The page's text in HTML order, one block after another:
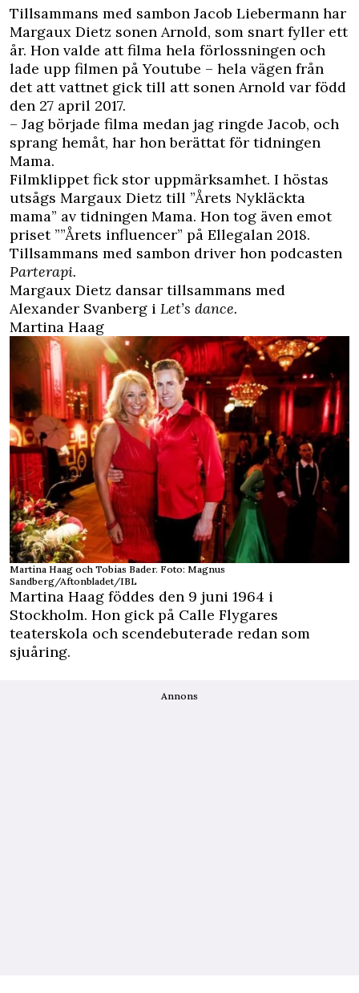
Tillsammans med sambon Jacob Liebermann har
Margaux Dietz sonen Arnold, som snart fyller ett
år. Hon valde att filma hela förlossningen och
lade upp filmen på Youtube – hela vägen från
det att vattnet gick till att sonen Arnold var född
den 27 april 2017.
– Jag började filma medan jag ringde Jacob, och
sprang hemåt, har hon berättat för tidningen
Mama.
Filmklippet fick stor uppmärksamhet. I höstas
utsågs Margaux Dietz till ”Årets Nykläckta
mama” av tidningen Mama. Hon tog även emot
priset ””Årets influencer” på Ellegalan 2018.
Tillsammans med sambon driver hon podcasten
Parterapi.
Margaux Dietz dansar tillsammans med
Alexander Svanberg i Let’s dance.
Martina Haag
Martina Haag och Tobias Bader. Foto: Magnus
Sandberg/Aftonbladet/IBL
Martina Haag föddes den 9 juni 1964 i
Stockholm. Hon gick på Calle Flygares
teaterskola och scendebuterade redan som
sjuåring.
Annons